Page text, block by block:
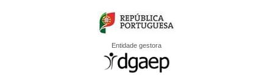
Entidade gestora